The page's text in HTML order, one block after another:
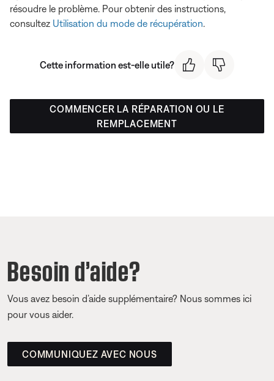
résoudre le problème. Pour obtenir des instructions,
consultez Utilisation du mode de récupération
Cette information est-elle utile?
COMMENCER LA RÉPARATION OU LE
REMPLACEMENT
Besoin d’aide?
Vous avez besoin d’aide supplémentaire? Nous sommes ici
pour vous aider.
COMMUNIQUEZ AVEC NOUS